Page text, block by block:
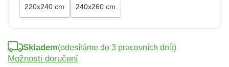
220x240 cm 240x260 cm
Skladem(odesíláme do 3 pracovních dnů)
Možnosti doručení